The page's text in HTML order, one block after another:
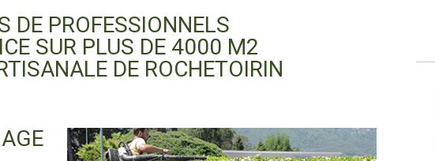
DE PROFESSIONNELS
SUR PLUS DE 4000 M2
DE ROCHETOIRIN